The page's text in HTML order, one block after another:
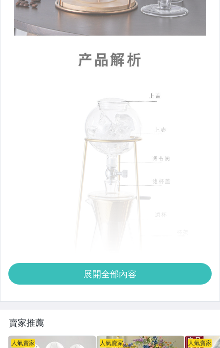
展開全部內容
賣家推薦
人氣賣家 人氣賣家 人氣賣家